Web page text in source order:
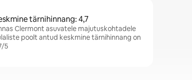
tärnihinnang: 4,7
Clermont asuvatele majutuskohtadele
poolt antud keskmine tärnihinnang on
5